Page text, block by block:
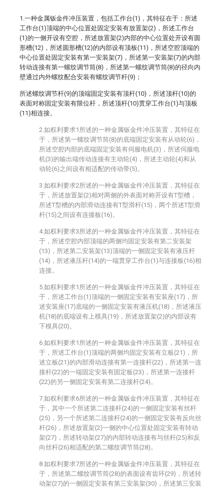
1.一种金属钣金件冲压装置，包括工作台(1)，其特征在于：所述
工作台(1)顶端的中心位置处固定安装有放置架(2)，所述工作台
(1)的一侧开设有空腔，所述放置架(2)内部的中心位置处开设有圆
形槽(12)，所述圆形槽(12)的内部设有顶板(11)，所述空腔顶端的
中心位置处固定安装有第一安装架(7)，所述第一安装架(7)的内部
转动连接有第一螺纹调节筒(8)，所述第一螺纹调节筒(8)的径向内
壁通过内外螺纹配合安装有螺纹调节杆(9)；
所述螺纹调节杆(9)的顶端固定安装有顶杆(10)，所述顶杆(10)的
表面对称固定安装有限位杆，所述顶杆(10)贯穿工作台(1)与顶板
(11)相连接。
2.如权利要求1所述的一种金属钣金件冲压装置，其特征在
于，所述第一螺纹调节筒(8)的底端固定安装有从动轮(6)，
所述空腔内部的底端固定安装有伺服电机(3)，所述伺服电
机(3)的输出端传动连接有主动轮(4)，所述主动轮(4)和从
动轮(6)之间设有相适配的传动带(5)。
3.如权利要求2所述的一种金属钣金件冲压装置，其特征在
于，所述放置架(2)相对两侧的外表面对称开设有T型槽，
所述T型槽的内部滑动连接有T型滑杆(15)，两个所述T型滑
杆(15)之间设有连接板(16)。
4.如权利要求3所述的一种金属钣金件冲压装置，其特征在
于，所述空腔内部顶端的两侧均固定安装有第二安装架
(13)，所述第二安装架(13)顶端的一侧固定安装有液压杆
(14)，所述液压杆(14)的一端贯穿工作台(1)与连接板(16)相
连接。
5.如权利要求1所述的一种金属钣金件冲压装置，其特征在
于，所述工作台(1)顶端的一侧固定安装有安装座(17)，所
述安装座(17)底端的一侧固定安装有液压机(18)，所述液压
机(18)的底端设有上模具(19)，所述放置架(2)的内部设有
下模具(20)。
6.如权利要求1所述的一种金属钣金件冲压装置，其特征在
于，所述工作台(1)顶端的两侧均固定安装有立板(21)，所
述立板(21)的内部滑动连接有第一连接杆(22)，所述第一连
接杆(22)的一端固定安装有固定板(23)，所述第一连接杆
(22)的另一侧固定安装有第二连接杆(24)。
7.如权利要求6所述的一种金属钣金件冲压装置，其特征在
于，其中一个所述第二连接杆(24)的一侧固定安装有丝杆
(25)，另一个所述第二连接杆(24)的一侧固定安装有反向丝
杆(26)，所述放置架(2)一侧的中心位置处固定安装有转动
架(27)，所述转动架(27)的内部转动连接有与丝杆(25)和反
向丝杆(26)相适配的第二螺纹调节筒(28)。
8.如权利要求7所述的一种金属钣金件冲压装置，其特征在
于，所述第二螺纹调节筒(28)的表面设有齿环(29)，所述转
动架(27)的一侧固定安装有第三安装架(30)，所述第三安装